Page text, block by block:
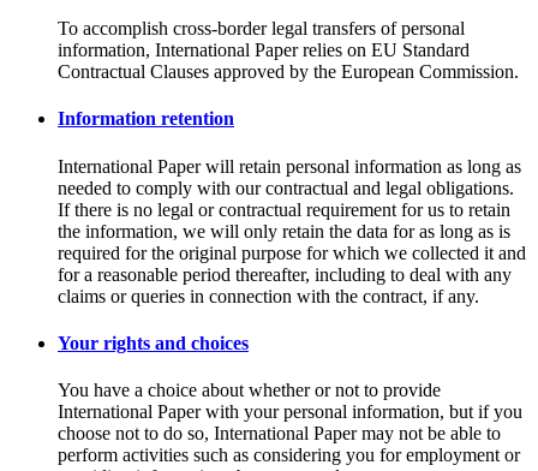
To accomplish cross-border legal transfers of personal
information, International Paper relies on EU Standard
Contractual Clauses approved by the European Commission.
Information retention
International Paper will retain personal information as long as
needed to comply with our contractual and legal obligations.
If there is no legal or contractual requirement for us to retain
the information, we will only retain the data for as long as is
required for the original purpose for which we collected it and
for a reasonable period thereafter, including to deal with any
claims or queries in connection with the contract, if any.
Your rights and choices
You have a choice about whether or not to provide
International Paper with your personal information, but if you
choose not to do so, International Paper may not be able to
perform activities such as considering you for employment or